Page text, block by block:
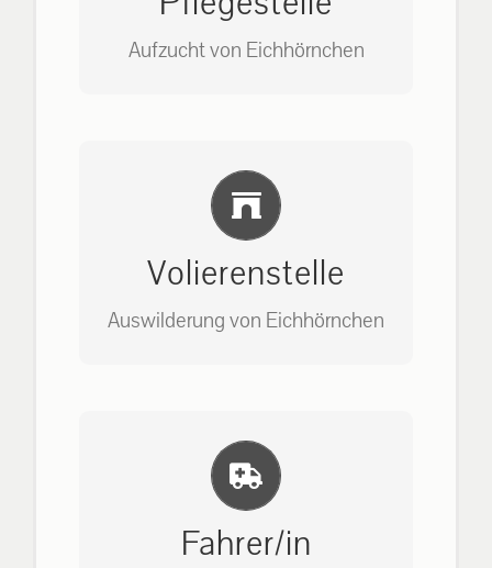
Aufzucht von Eichhörnchen
auf: 0162-7909946
Volierenstelle
Auswilderung von Eichhörnchen
Einlernung und Infos
Bitte unter unserem Büro anrufen
auf: 0162-7909946
Fahrer/in
Einlernung und Infos